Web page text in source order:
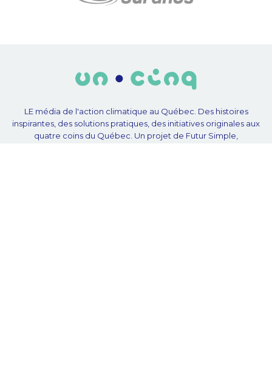
LE média de l'action climatique au Québec. Des histoires
inspirantes, des solutions pratiques, des initiatives originales aux
quatre coins du Québec. Un projet de Futur Simple,